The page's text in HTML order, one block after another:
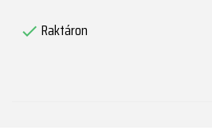
 Raktáron